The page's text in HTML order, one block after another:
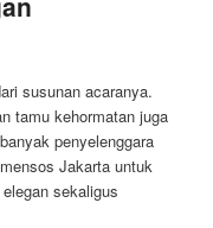
susunan acaranya.
tamu kehormatan juga
penyelenggara
Jakarta untuk
sekaligus